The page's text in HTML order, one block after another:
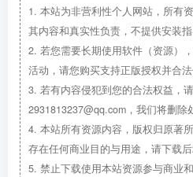
1. 本站为非营利性个人网站，所有
其内容和真实性负责，不提供安装指
2. 若您需要长期使用软件（资源）
活动，请您购买支持正版授权并合法
3. 若有内容侵犯到您的合法权益，
2931813237@qq.com，我们将删除
4. 本站所有资源内容，版权归原著
存在任何商业目的与用途，请下载
5. 禁止下载使用本站资源参与商业